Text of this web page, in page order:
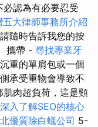
認為有必要忍受
五大律師事務所介紹
請隨時告訴我您的按
攜帶 - 尋找專業牙
重的單肩包或一個
承受重物會導致不
肉超負荷，這是頸
深入了解SEO的核心
優質除白蟻公司 5-